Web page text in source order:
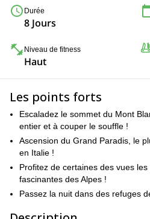
Durée
8 Jours
Niveau de fitness
Haut
Les points forts
Escaladez le sommet du Mont
entier et à couper le souffle !
Ascension du Grand Paradis, le
en Italie !
Profitez de certaines des vues
fascinantes des Alpes !
Passez la nuit dans des refuges